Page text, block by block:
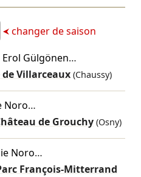
changer de saison
Erol Gülgönen…
Villarceaux (Chaussy)
Noro…
de Grouchy (Osny)
Noro…
François-Mitterrand